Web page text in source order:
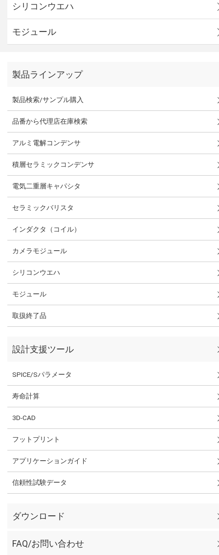
シリコンウエハ
モジュール
製品ラインアップ
製品検索/サンプル購入
品番から代理店在庫検索
アルミ電解コンデンサ
積層セラミックコンデンサ
電気二重層キャパシタ
セラミックバリスタ
インダクタ（コイル）
カメラモジュール
シリコンウエハ
モジュール
取扱終了品
設計支援ツール
SPICE/Sパラメータ
寿命計算
3D-CAD
フットプリント
アプリケーションガイド
信頼性試験データ
ダウンロード
FAQ/お問い合わせ